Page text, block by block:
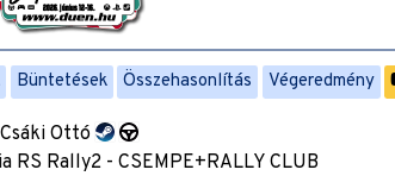
Büntetések Összehasonlítás Végeredmény
Csáki Ottó
RS Rally2 - CSEMPE+RALLY CLUB